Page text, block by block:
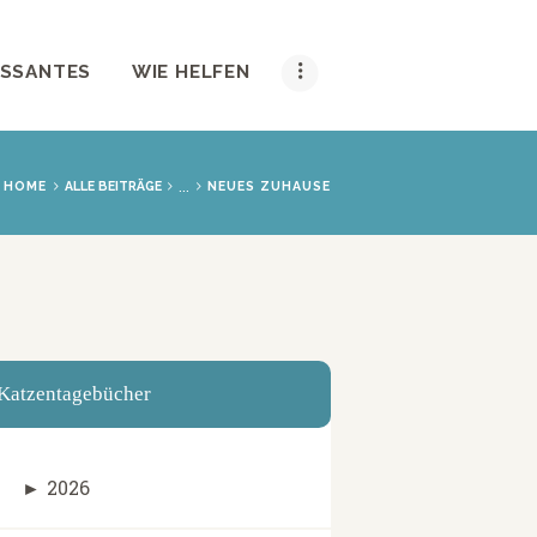
WIE HELFEN
HOME ALLE BEITRÄGE ... NEUES ZUHAUSE
► 2026